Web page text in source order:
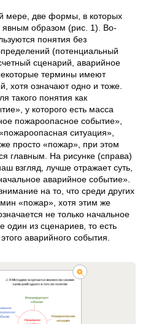
мере, две формы, в которых
образом (рис. 1). Во-
понятия без
(потенциальный
сценарий, аварийное
термины имеют
хотя означают одно и тоже.
такого понятия как
у которого есть масса
пожароопасное событие»,
ситуация»,
просто «пожар», при этом
главным. На рисунке (справа)
взгляд, лучше отражает суть,
аварийное событие».
на то, что среди других
«пожар», хотя этим же
не только начальное
один из сценариев, то есть
аварийного события.